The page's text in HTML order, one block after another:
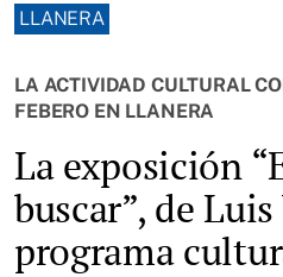
LLANERA
LA ACTIVIDAD CULTURAL
FEBERO EN LLANERA
La exposición
buscar”, de
programa